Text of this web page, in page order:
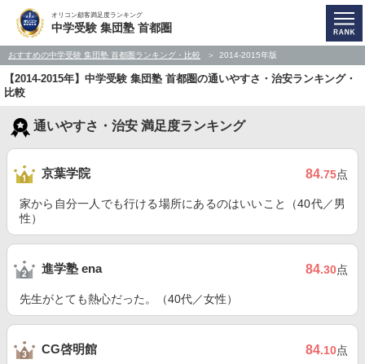
オリコン顧客満足度ランキング
中学受験 集団塾 首都圏
おすすめの中学受験 集団塾 首都圏ランキング・比較 2014-2015年版
【2014-2015年】中学受験 集団塾 首都圏の通いやすさ・治安ランキング・
比較
通いやすさ・治安 満足度ランキング
京葉学院 84.75点
家から自分一人でも行ける場所にあるのはいいこと（40代／男
性）
進学塾 ena 84.30点
先生がとても熱心だった。（40代／女性）
CG啓明館 84.10点